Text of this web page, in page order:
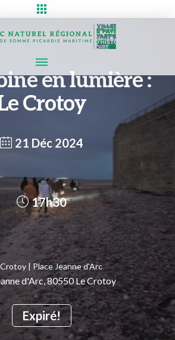
en lumière :
Crotoy
21 Déc 2024
Expiré!
17h30
| Place Jeanne d'Arc
d'Arc, 80550 Le Crotoy